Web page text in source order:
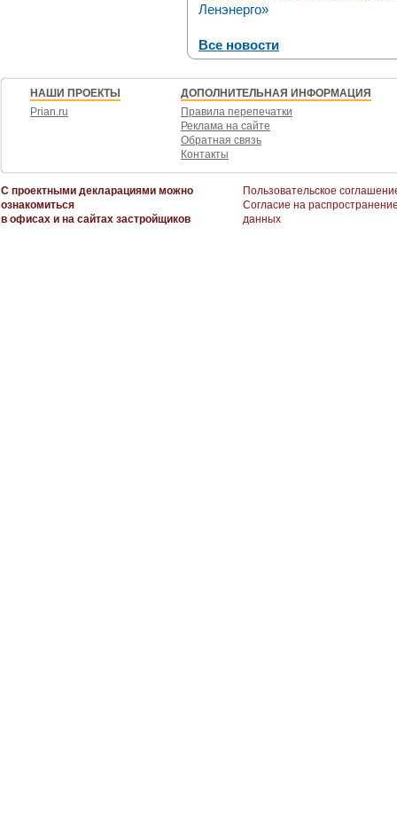
Ленэнерго»
Все новости
НАШИ ПРОЕКТЫ
Prian.ru
ДОПОЛНИТЕЛЬНАЯ ИНФОРМАЦИЯ
Правила перепечатки
Реклама на сайте
Обратная связь
Контакты
С проектными декларациями можно
ознакомиться
в офисах и на сайтах застройщиков
Пользовательское
Согласие на
данных